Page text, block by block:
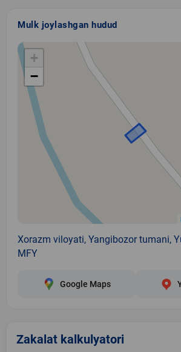
Mulk joylashgan hudud
+
−
Xorazm viloyati, Yangibozor tumani,
MFY
Google Maps
Zakalat kalkulyatori